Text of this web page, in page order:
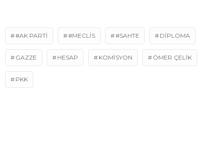
#AK PARTI #MECLIS #SAHTE DIPLOMA
GAZZE HESAP KOMISYON ÖMER ÇELIK
PKK